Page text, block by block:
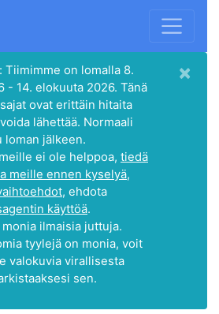
Tiimimme on lomalla 8.
- 14. elokuuta 2026. Tänä
ovat erittäin hitaita
lähettää. Normaali
loman jälkeen.
ei ole helppoa, tiedä
meille ennen kyselyä,
, ehdota
käyttöä.
ilmaisia juttuja.
tyylejä on monia, voit
valokuvia virallisesta
sen.
×